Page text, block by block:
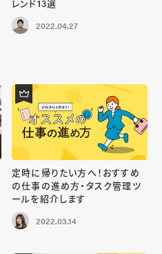
レンド13選
2022.04.27
定時に帰りたい方へ！おすすめ
の仕事の進め方・タスク管理ツ
ールを紹介します
2022.03.14